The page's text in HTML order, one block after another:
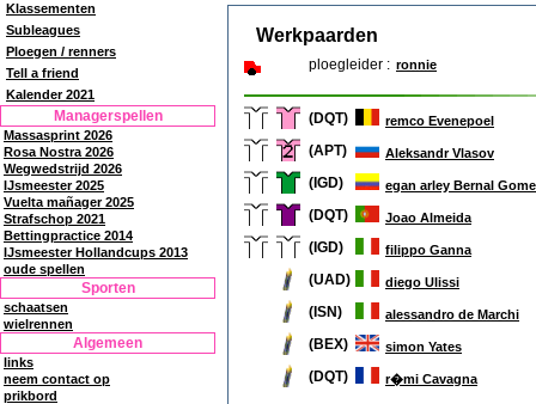
Klassementen
Subleagues
Ploegen / renners
Tell a friend
Kalender 2021
Managerspellen
Massasprint 2026
Rosa Nostra 2026
Wegwedstrijd 2026
IJsmeester 2025
Vuelta mañager 2025
Strafschop 2021
Bettingpractice 2014
IJsmeester Hollandcups 2013
oude spellen
Sporten
schaatsen
wielrennen
Algemeen
links
neem contact op
prikbord
Werkpaarden
ploegleider : ronnie
(DQT) remco Evenepoel
(APT) Aleksandr Vlasov
(IGD) egan arley Bernal
(DQT) Joao Almeida
(IGD) filippo Ganna
(UAD) diego Ulissi
(ISN) alessandro de Marchi
(BEX) simon Yates
(DQT) r�mi Cavagna